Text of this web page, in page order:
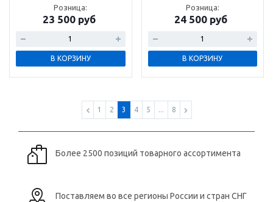
Розница:
23 500 руб
В КОРЗИНУ
Розница:
24 500 руб
В КОРЗИНУ
1 2 3 4 5 ... 8
Более 2500 позиций товарного ассортимента
Поставляем во все регионы России и стран СНГ